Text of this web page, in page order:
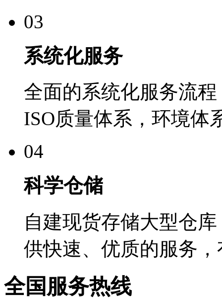
03
系统化服务
全面的系统化服务流
ISO质量体系，环境体
04
科学仓储
自建现货存储大型仓
供快速、优质的服务
全国服务热线